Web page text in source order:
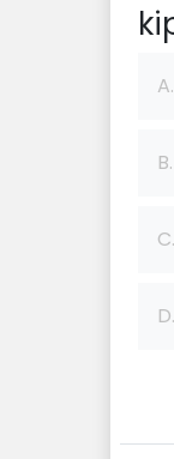
A.
B.
C.
D.